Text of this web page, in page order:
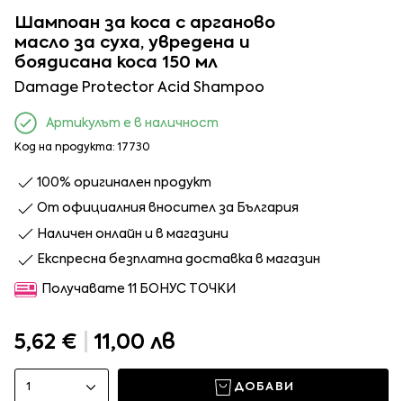
Шампоан за коса с арганово
масло за суха, увредена и
боядисана коса 150 мл
Damage Protector Acid Shampoo
Артикулът е в наличност
Код на продукта: 17730
100% оригинален продукт
От официалния вносител за България
Наличен онлайн и в магазини
Експресна безплатна доставка в магазин
Получавате 11 БОНУС ТОЧКИ
5,62 € 11,00 лв
1 ДОБАВИ